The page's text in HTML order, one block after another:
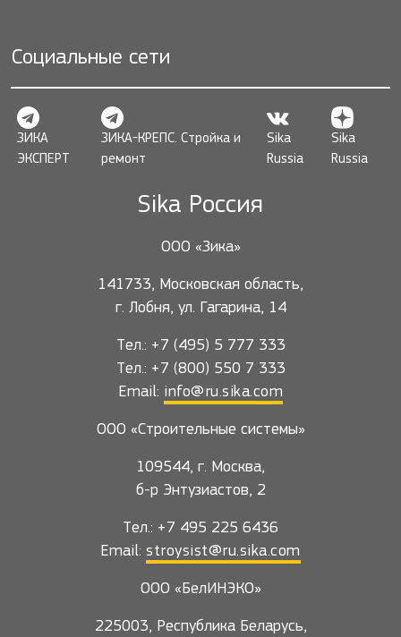
Социальные сети
ЗИКА
ЭКСПЕРТ
ЗИКА-КРЕПС. Стройка и
ремонт
Sika
Russia
Sika
Russia
Sika Россия
ООО «Зика»
141733, Московская область,
г. Лобня, ул. Гагарина, 14
Тел.: +7 (495) 5 777 333
Тел.: +7 (800) 550 7 333
Email: info@ru.sika.com
ООО «Строительные системы»
109544, г. Москва,
б-р Энтузиастов, 2
Тел.: +7 495 225 6436
Email:stroysist@ru.sika.com
ООО «БелИНЭКО»
225003, Республика Беларусь,